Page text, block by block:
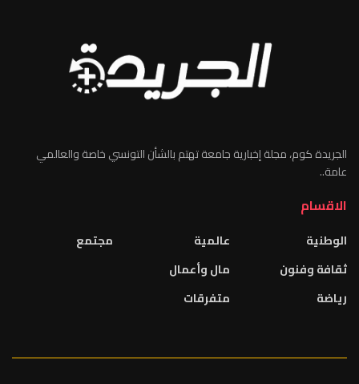
الجريدة كوم، مجلة إخبارية جامعة تهتم بالشأن التونسي خاصة والعالمي
عامة..
الاقسام
الوطنية
ثقافة وفنون
رياضة
عالمية
مال وأعمال
متفرقات
مجتمع